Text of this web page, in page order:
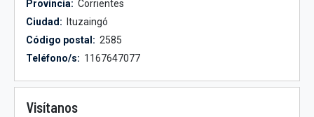
Provincia: Corrientes
Ciudad:
Ituzaingó
Código postal: 2585
Teléfono/s: 1167647077
Visítanos